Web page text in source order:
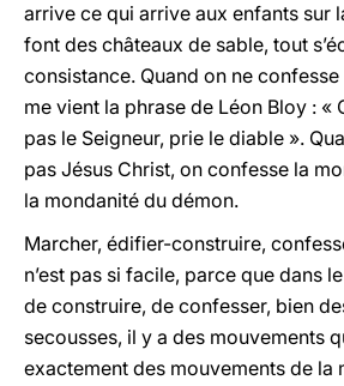
arrive ce qui arrive aux enfants sur
font des châteaux de sable, tout
consistance. Quand on ne
me vient la phrase de Léon Bloy : «
pas le Seigneur, prie le diable ».
pas Jésus Christ, on confesse la
la mondanité du démon.
Marcher, édifier-construire,
n’est pas si facile, parce que dans
de construire, de confesser, bien
secousses, il y a des mouvements
exactement des mouvements de la